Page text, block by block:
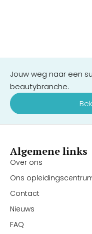
Jouw weg naar een
beautybranche.
Algemene links
Over ons
Ons
Contact
Nieuws
FAQ